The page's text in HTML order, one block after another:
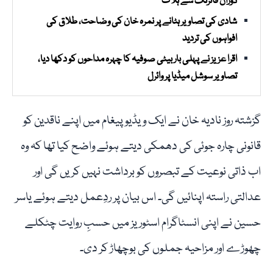
شادی کی تصاویر ہٹانے پر نمرہ خان کی وضاحت، طلاق کی
افواہوں کی تردید
اقرا عزیز نے پہلی بار بیٹی صوفیہ کا چہرہ مداحوں کو دکھا دیا،
تصاویر سوشل میڈیا پر وائرل
گزشتہ روز نادیہ خان نے ایک ویڈیو پیغام میں اپنے ناقدین کو
قانونی چارہ جوئی کی دھمکی دیتے ہوئے واضح کیا تھا کہ وہ
اب ذاتی نوعیت کے تبصروں کو برداشت نہیں کریں گی اور
عدالتی راستہ اپنائیں گی۔ اس بیان پر ردِعمل دیتے ہوئے یاسر
حسین نے اپنی انسٹاگرام اسٹوریز میں حسبِ روایت چٹکلے
چھوڑے اور مزاحیہ جملوں کی بوچھاڑ کر دی۔